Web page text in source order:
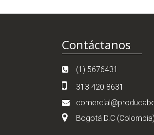
Contáctanos
(1) 5676431
313 420 8631
Bogotá D.C (Colombia)